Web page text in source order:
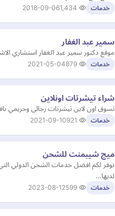
خدمات 2018-09-06
سمير عبد الغفار
موقع دكتور سمير عبد الغفار استشاري
خدمات 2021-05-04
شراء تيشرتات اونلاين
تسوق اون لاين تيشرتات رجالى وحريمي
خدمات 2021-09-10
ميج شيبمنت للشحن
نوفر لكم افضل خدمات الشحن الدولي
لديها…
خدمات 2023-08-12